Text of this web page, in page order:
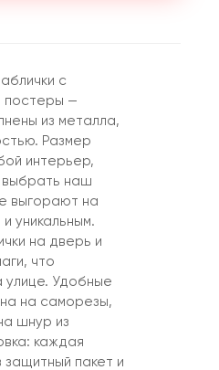
с
постеры —
из металла,
Размер
интерьер,
выбрать наш
выгорают на
уникальным.
на дверь и
что
улице. Удобные
на саморезы,
шнур из
каждая
защитный пакет и